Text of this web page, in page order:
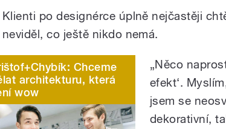
Klienti po designérce úplně nejčastěji
neviděl, co ještě nikdo nemá.
Chceme
architekturu, která
wow
„Něco
efekt‘.
jsem se
dekorativní,